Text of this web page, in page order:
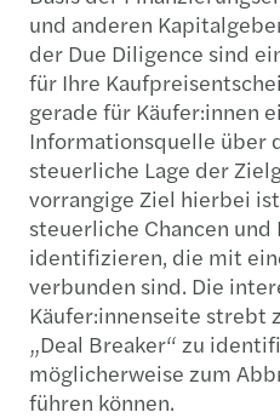
und anderen
der Due Diligence sind
für Ihre
gerade für Käufer:innen
Informationsquelle über
steuerliche Lage der
vorrangige Ziel hierbei
steuerliche Chancen und
identifizieren, die mit
verbunden sind. Die
Käufer:innenseite strebt
„Deal Breaker“ zu
möglicherweise zum
führen können.